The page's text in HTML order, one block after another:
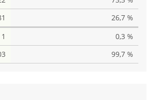
26,7 %
1
0,3 %
99,7 %